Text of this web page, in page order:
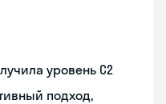
уровень С2
подход,